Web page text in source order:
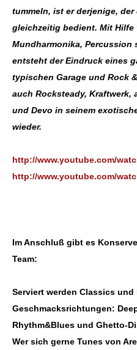
tummeln, ist er derjenige,
gleichzeitig bedient. Mit Hilfe
Mundharmonika, Percussion
entsteht der Eindruck eines
typischen Garage und Rock
auch Rocksteady, Kraftwerk,
und Devo in seinem
wieder.
http://www.youtube.com/
http://www.youtube.com/
Im Anschluß gibt es
Team:
Serviert werden Classics und
Geschmacksrichtungen:
Rhythm&Blues und Ghetto-
Wer sich gerne Tunes von